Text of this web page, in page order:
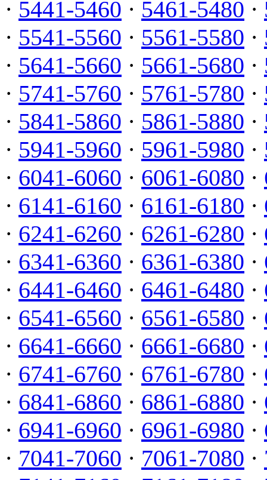
· 5441-5460 · 5461-5480 ·
· 5541-5560 · 5561-5580 ·
· 5641-5660 · 5661-5680 ·
· 5741-5760 · 5761-5780 ·
· 5841-5860 · 5861-5880 ·
· 5941-5960 · 5961-5980 ·
· 6041-6060 · 6061-6080 ·
· 6141-6160 · 6161-6180 ·
· 6241-6260 · 6261-6280 ·
· 6341-6360 · 6361-6380 ·
· 6441-6460 · 6461-6480 ·
· 6541-6560 · 6561-6580 ·
· 6641-6660 · 6661-6680 ·
· 6741-6760 · 6761-6780 ·
· 6841-6860 · 6861-6880 ·
· 6941-6960 · 6961-6980 ·
· 7041-7060 · 7061-7080 ·